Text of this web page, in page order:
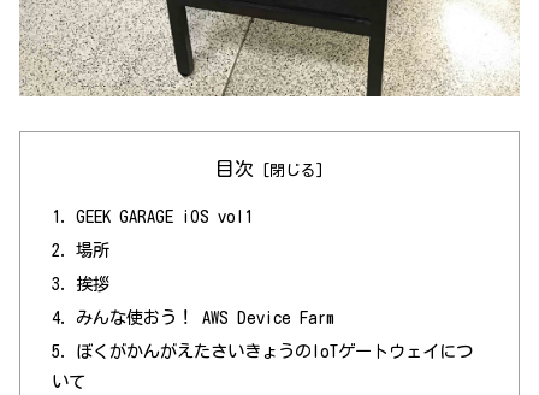
目次
GEEK GARAGE iOS vol1
場所
挨拶
みんな使おう！ AWS Device Farm
ぼくがかんがえたさいきょうのIoTゲートウェイにつ
いて